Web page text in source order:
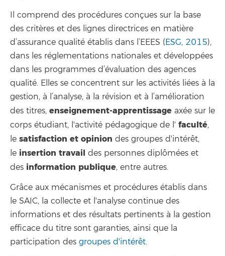
Il comprend des procédures conçues sur la base
des critères et des lignes directrices en matière
d’assurance qualité établis dans l’EEES (ESG, 2015),
dans les réglementations nationales et développées
dans les programmes d’évaluation des agences
qualité. Elles se concentrent sur les activités liées à la
gestion, à l’analyse, à la révision et à l’amélioration
des titres, enseignement-apprentissage axée sur le
corps étudiant, l'activité pédagogique de l' faculté,
le satisfaction et opinion des groupes d'intérêt,
le insertion travail des personnes diplômées et
des information publique, entre autres.
Grâce aux mécanismes et procédures établis dans
le SAIC, la collecte et l'analyse continue des
informations et des résultats pertinents à la gestion
efficace du titre sont garanties, ainsi que la
participation des groupes d'intérêt.